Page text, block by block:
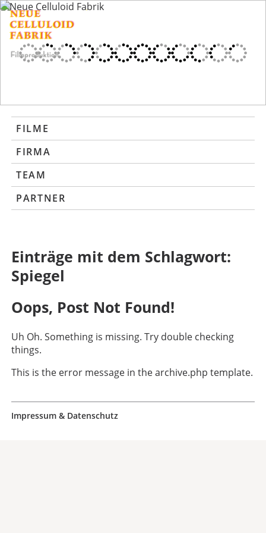
FILME
FIRMA
TEAM
PARTNER
Einträge mit dem Schlagwort:
Spiegel
Oops, Post Not Found!
Uh Oh. Something is missing. Try double checking
things.
This is the error message in the archive.php template.
Impressum & Datenschutz